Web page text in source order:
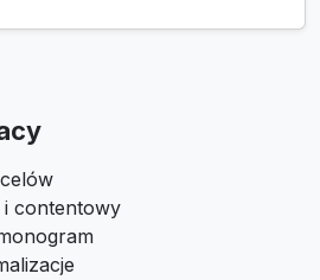
contentowy